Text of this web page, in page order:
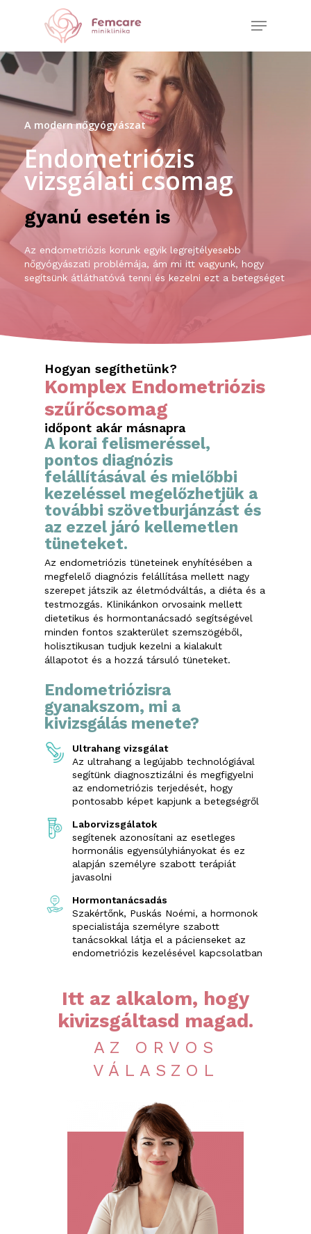
content
Menu
A modern nőgyógyászat
Endometriózis
vizsgálati csomag
gyanú esetén is
Az endometriózis korunk egyik legrejtélyesebb
nőgyógyászati problémája, ám mi itt vagyunk, hogy
segítsünk átláthatóvá tenni és kezelni ezt a betegséget
Hogyan segíthetünk?
Komplex Endometriózis
szűrőcsomag
időpont akár másnapra
A korai felismeréssel,
pontos diagnózis
felállításával és mielőbbi
kezeléssel megelőzhetjük a
további szövetburjánzást és
az ezzel járó kellemetlen
tüneteket.
Az endometriózis tüneteinek enyhítésében a
megfelelő diagnózis felállítása mellett nagy
szerepet játszik az életmódváltás, a diéta és a
testmozgás. Klinikánkon orvosaink mellett
dietetikus és hormontanácsadó segítségével
minden fontos szakterület szemszögéből,
holisztikusan tudjuk kezelni a kialakult
állapotot és a hozzá társuló tüneteket.
Endometriózisra
gyanakszom, mi a
kivizsgálás menete?
Ultrahang vizsgálat
Az ultrahang a legújabb technológiával
segítünk diagnosztizálni és megfigyelni
az endometriózis terjedését, hogy
pontosabb képet kapjunk a betegségről
Laborvizsgálatok
segítenek azonosítani az esetleges
hormonális egyensúlyhiányokat és ez
alapján személyre szabott terápiát
javasolni
Hormontanácsadás
Szakértőnk, Puskás Noémi, a hormonok
specialistája személyre szabott
tanácsokkal látja el a pácienseket az
endometriózis kezelésével kapcsolatban
Itt az alkalom, hogy
kivizsgáltasd magad.
AZ ORVOS
VÁLASZOL